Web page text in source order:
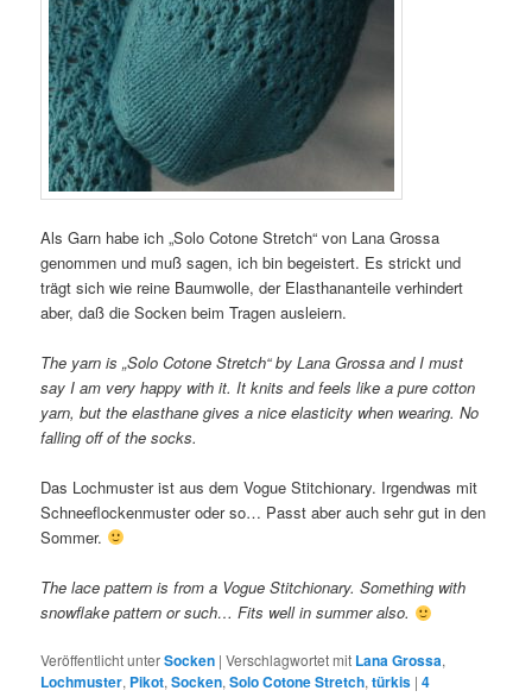
Als Garn habe ich „Solo Cotone Stretch“ von Lana Grossa
genommen und muß sagen, ich bin begeistert. Es strickt und
trägt sich wie reine Baumwolle, der Elasthananteile verhindert
aber, daß die Socken beim Tragen ausleiern.
The yarn is „Solo Cotone Stretch“ by Lana Grossa and I must
say I am very happy with it. It knits and feels like a pure cotton
yarn, but the elasthane gives a nice elasticity when wearing. No
falling off of the socks.
Das Lochmuster ist aus dem Vogue Stitchionary. Irgendwas mit
Schneeflockenmuster oder so… Passt aber auch sehr gut in den
Sommer.
The lace pattern is from a Vogue Stitchionary. Something with
snowflake pattern or such… Fits well in summer also.
Veröffentlicht unterSocken |Verschlagwortet mit Lana Grossa,
Lochmuster, Pikot,Socken,Solo Cotone Stretch,türkis |4